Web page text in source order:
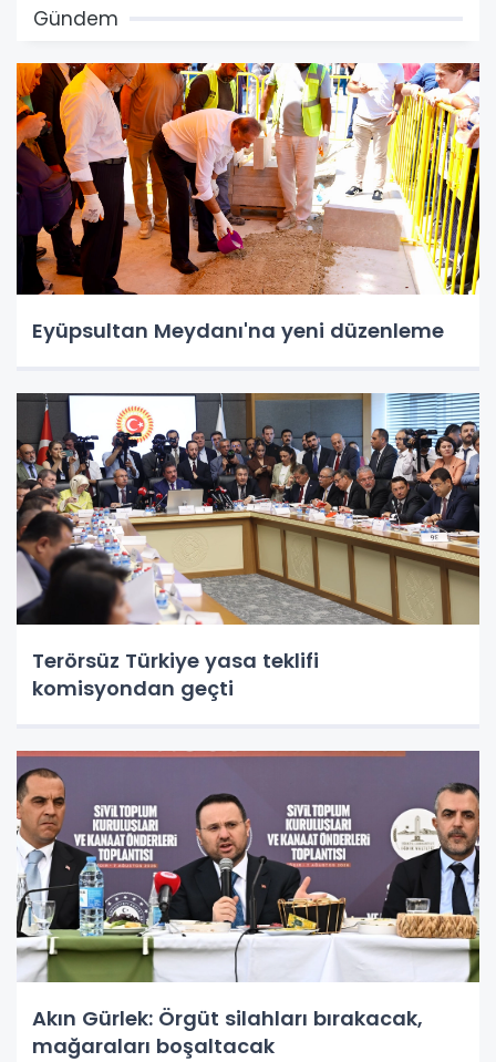
Gündem
Eyüpsultan Meydanı'na yeni düzenleme
Terörsüz Türkiye yasa teklifi
komisyondan geçti
Akın Gürlek: Örgüt silahları bırakacak,
mağaraları boşaltacak